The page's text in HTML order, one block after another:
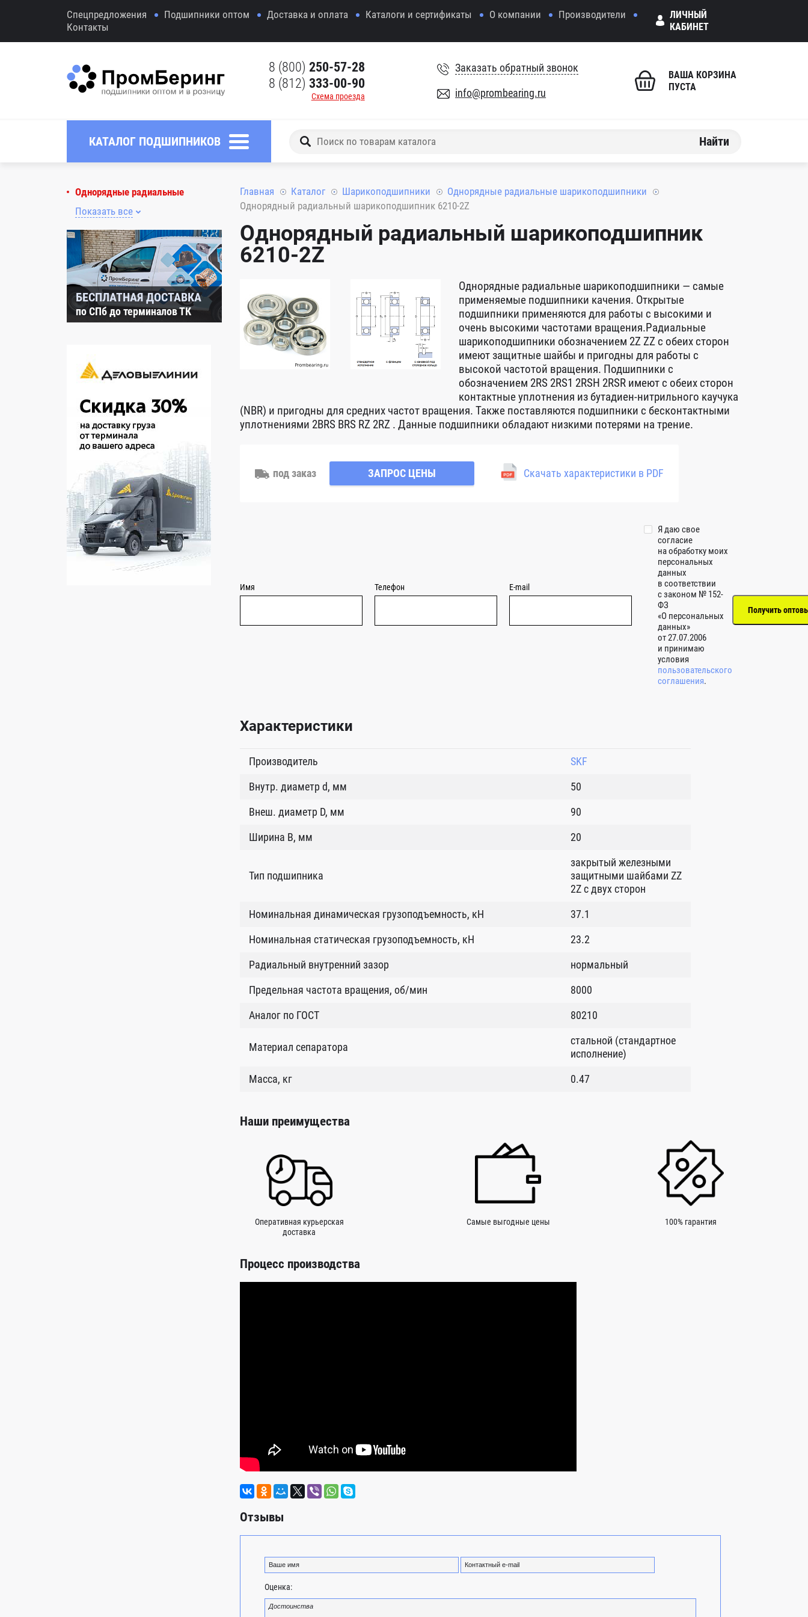
Спецпредложения Подшипники оптом Доставка и оплата Каталоги и сертификаты О компании
Производители
Контакты
ЛИЧНЫЙ
КАБИНЕТ
8 (800) 250-57-28
8 (812) 333-00-90
Схема проезда
Заказать обратный звонок
info@prombearing.ru
ВАША КОРЗИНА
ПУСТА
КАТАЛОГ ПОДШИПНИКОВ Найти
Однорядные радиальные
Показать все
БЕСПЛАТНАЯ ДОСТАВКА
по СПб до терминалов ТК
Главная Каталог Шарикоподшипники
Однорядные радиальные шарикоподшипники
Однорядный радиальный шарикоподшипник 6210-2Z
Однорядный радиальный шарикоподшипник
6210-2Z
Однорядные радиальные шарикоподшипники — самые
применяемые подшипники качения. Открытые
подшипники применяются для работы с высокими и
очень высокими частотами вращения.Радиальные
шарикоподшипники обозначением 2Z ZZ с обеих сторон
имеют защитные шайбы и пригодны для работы с
высокой частотой вращения. Подшипники с
обозначением 2RS 2RS1 2RSH 2RSR имеют с обеих сторон
контактные уплотнения из бутадиен-нитрильного каучука
(NBR) и пригодны для средних частот вращения. Также поставляются подшипники с бесконтактными
уплотнениями 2BRS BRS RZ 2RZ . Данные подшипники обладают низкими потерями на трение.
под заказ ЗАПРОС ЦЕНЫ Скачать характеристики в PDF
Имя Телефон E-mail
Я даю свое
согласие
на обработку моих
персональных
данных
в соответствии
с законом № 152-
ФЗ
«О персональных
данных»
от 27.07.2006
и принимаю
условия
пользовательского
соглашения.
Характеристики
Производитель
SKF
Внутр. диаметр d, мм
50
Внеш. диаметр D, мм
90
Ширина B, мм
20
Тип подшипника
закрытый железными
защитными шайбами ZZ
2Z c двух сторон
Номинальная динамическая грузоподъемность, кН
37.1
Номинальная статическая грузоподъемность, кН
23.2
Радиальный внутренний зазор
нормальный
Предельная частота вращения, об/мин
8000
Аналог по ГОСТ
80210
Материал сепаратора
стальной (стандартное
исполнение)
Масса, кг
0.47
Наши преимущества
Оперативная курьерская
доставка
Самые выгодные цены 100% гарантия
Процесс производства
Отзывы
Оценка: